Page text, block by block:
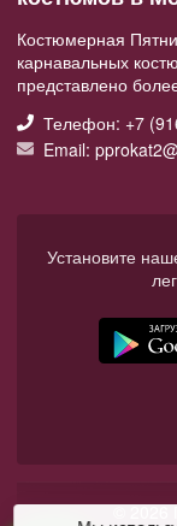
Костюмерная
карнавальных
представлено
Телефон: +7
Email:
Установите
© 2026